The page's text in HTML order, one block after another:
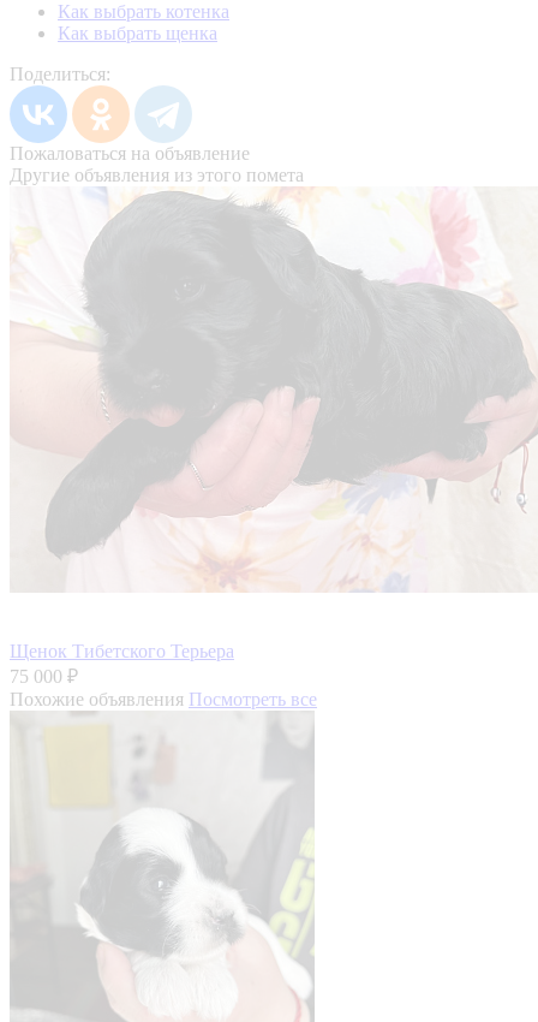
Как выбрать котенка
Как выбрать щенка
Поделиться:
Пожаловаться на объявление
Другие объявления из этого помета
Щенок Тибетского Терьера
75 000 ₽
Похожие объявления Посмотреть все